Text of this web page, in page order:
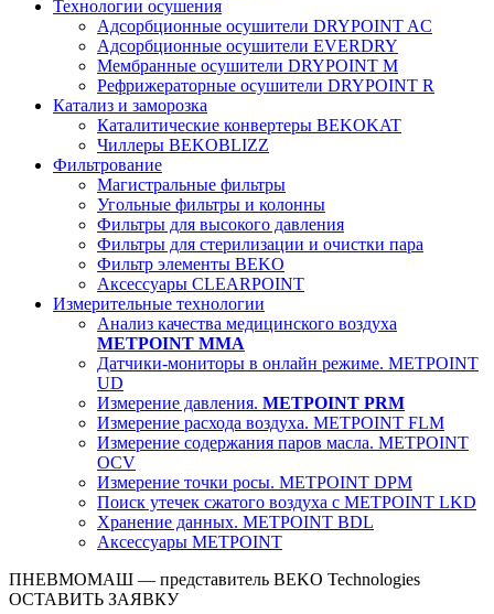
Технологии осушения
Адсорбционные осушители DRYPOINT AC
Адсорбционные осушители EVERDRY
Мембранные осушители DRYPOINT M
Рефрижераторные осушители DRYPOINT R
Катализ и заморозка
Каталитические конвертеры BEKOKAT
Чиллеры BEKOBLIZZ
Фильтрование
Магистральные фильтры
Угольные фильтры и колонны
Фильтры для высокого давления
Фильтры для стерилизации и очистки пара
Фильтр элементы BEKO
Аксессуары CLEARPOINT
Измерительные технологии
Анализ качества медицинского воздуха
METPOINT MMA
Датчики-мониторы в онлайн режиме. METPOINT
UD
Измерение давления. METPOINT PRM
Измерение расхода воздуха. METPOINT FLM
Измерение содержания паров масла. METPOINT
OCV
Измерение точки росы. METPOINT DPM
Поиск утечек сжатого воздуха с METPOINT LKD
Хранение данных. METPOINT BDL
Аксессуары METPOINT
ПНЕВМОМАШ — представитель BEKO Technologies
ОСТАВИТЬ ЗАЯВКУ